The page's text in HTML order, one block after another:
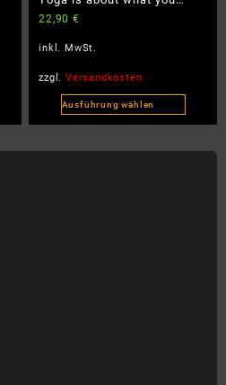
gewählt
werden
learn – Damen Premium Bio
T-Shirt
22,90€
inkl. MwSt.
zzgl.Versandkosten
Ausführung wählen
Dieses